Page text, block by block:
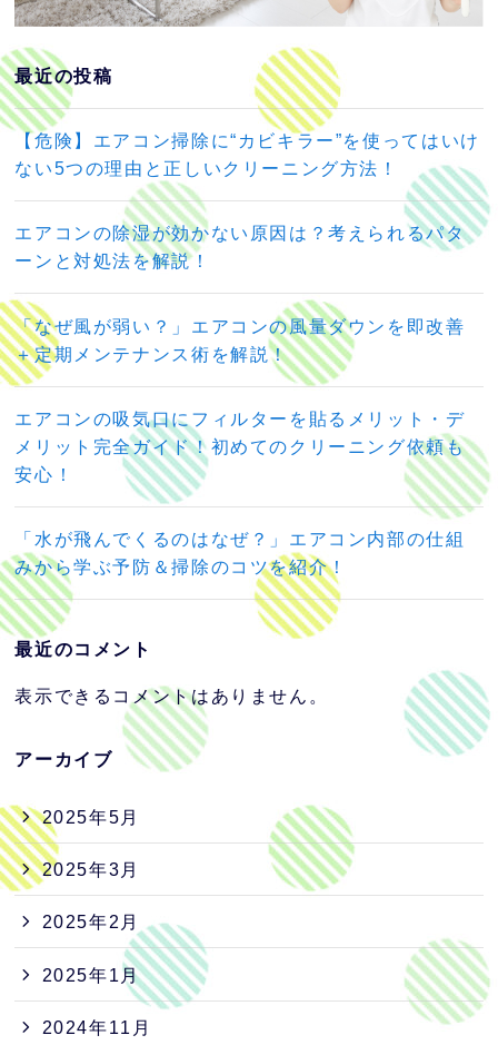
最近の投稿
【危険】エアコン掃除に“カビキラー”を使ってはいけ
ない5つの理由と正しいクリーニング方法！
エアコンの除湿が効かない原因は？考えられるパタ
ーンと対処法を解説！
「なぜ風が弱い？」エアコンの風量ダウンを即改善
＋定期メンテナンス術を解説！
エアコンの吸気口にフィルターを貼るメリット・デ
メリット完全ガイド！初めてのクリーニング依頼も
安心！
「水が飛んでくるのはなぜ？」エアコン内部の仕組
みから学ぶ予防＆掃除のコツを紹介！
最近のコメント
表示できるコメントはありません。
アーカイブ
2025年5月
2025年3月
2025年2月
2025年1月
2024年11月